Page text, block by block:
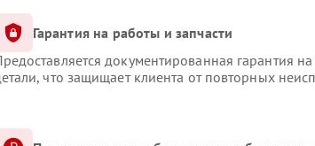
Гарантия на работы и запчасти
документированная гарантия
что защищает клиента от повторных